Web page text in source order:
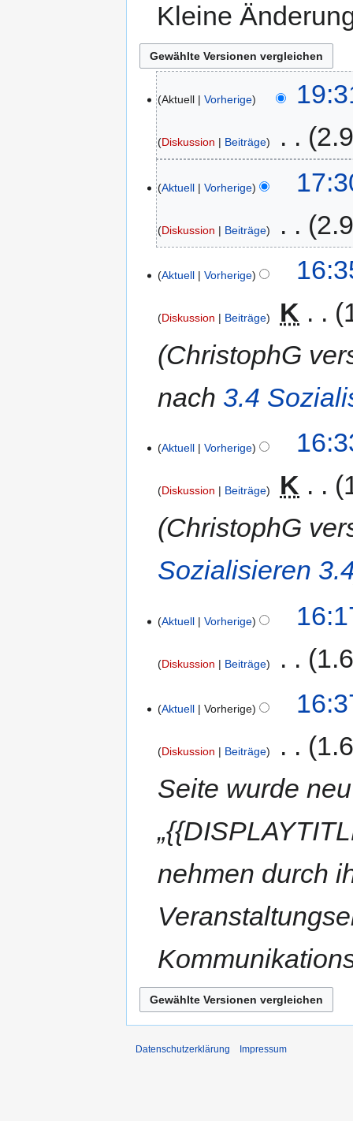
Kleine
Aktuell Vorherige
Diskussion Beiträge
Aktuell Vorherige
Diskussion Beiträge
Aktuell Vorherige
Diskussion Beiträge K
ChristophG
nach 3.4
Aktuell Vorherige
Diskussion Beiträge K
ChristophG
Sozialisieren
Aktuell Vorherige
Diskussion Beiträge
Aktuell Vorherige
Diskussion Beiträge
Seite wurde
nehmen durch
Datenschutzerklärung Impressum